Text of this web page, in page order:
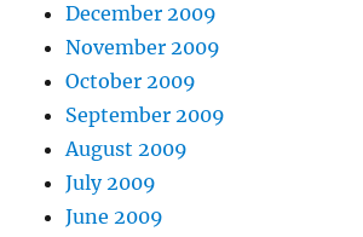
December 2009
November 2009
October 2009
September 2009
August 2009
July 2009
June 2009